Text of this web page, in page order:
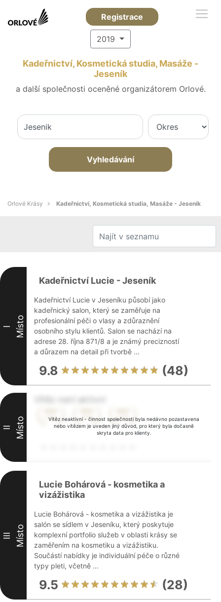
Registrace
2019
Kadeřnictví, Kosmetická studia, Masáže -
Jeseník
a další společnosti oceněné organizátorem Orlové.
Vyhledávání
Orlové Krásy Kadeřnictví, Kosmetická studia, Masáže - Jeseník
I Místo
Kadeřnictví Lucie - Jeseník
Kadeřnictví Lucie v Jeseníku působí jako
kadeřnický salon, který se zaměřuje na
profesionální péči o vlasy a zdůraznění
osobního stylu klientů. Salon se nachází na
adrese 28. října 871/8 a je známý precizností
a důrazem na detail při tvorbě ...
9.8 (48)
Vítěz neaktivní - činnost společnosti byla nedávno pozastavena
nebo vítězem je uveden jiný důvod, pro který byla dočasně
skryta data pro klienty.
II Místo
III Místo
Lucie Bohárová - kosmetika a
vizážistika
Lucie Bohárová - kosmetika a vizážistika je
salón se sídlem v Jeseníku, který poskytuje
komplexní portfolio služeb v oblasti krásy se
zaměřením na kosmetiku a vizážistiku.
Součástí nabídky je individuální péče o různé
typy pleti, včetně ...
9.5 (28)